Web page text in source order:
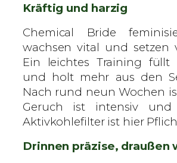
Kräftig und harzig
Chemical Bride
wachsen vital und setzen
Ein leichtes Training füllt
und holt mehr aus den
Nach rund neun Wochen
Geruch ist intensiv und
Aktivkohlefilter ist hier
Drinnen präzise, draußen